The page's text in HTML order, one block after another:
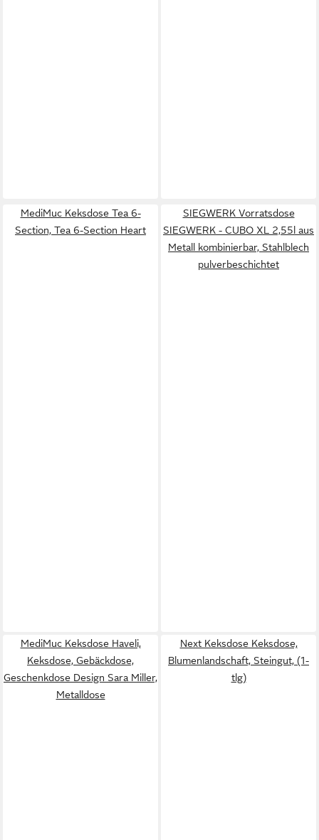
MediMuc Keksdose Tea 6-
Section, Tea 6-Section Heart
SIEGWERK Vorratsdose
SIEGWERK - CUBO XL 2,55l aus
Metall kombinierbar, Stahlblech
pulverbeschichtet
MediMuc Keksdose Haveli,
Keksdose, Gebäckdose,
Geschenkdose Design Sara Miller,
Metalldose
Next Keksdose Keksdose,
Blumenlandschaft, Steingut, (1-
tlg)